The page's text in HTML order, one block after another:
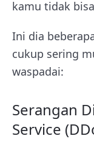
kamu tidak
Ini dia
cukup sering
waspadai:
Serangan
Service